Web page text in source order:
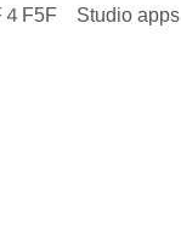
４F5F Studio apps